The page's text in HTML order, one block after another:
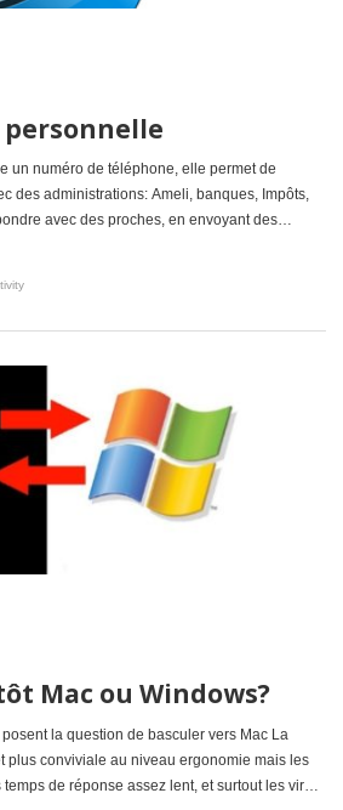
personnelle
un numéro de téléphone, elle permet de
des administrations: Ameli, banques, Impôts,
avec des proches, en envoyant des
votre fournisseurs d’accès internet: Orange,
mieux […]
Mac ou Windows?
la question de basculer vers Mac La
plus conviviale au niveau ergonomie mais les
de réponse assez lent, et surtout les virus